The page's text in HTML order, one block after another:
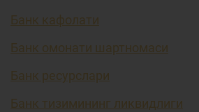
Банк кафолати
Банк омонати шартномаси
Банк ресурслари
Банк тизимининг ликвидлиги